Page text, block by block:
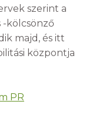
szerint a
kölcsönző
majd, és itt
központja
PR